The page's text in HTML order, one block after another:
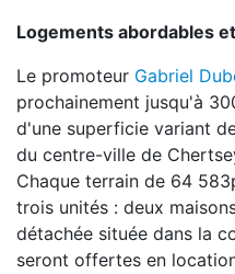
Logements abordables
Le promoteur Gabriel
prochainement jusqu'à
d'une superficie variant
du centre-ville de
Chaque terrain de 64
trois unités : deux
détachée située dans la
seront offertes en